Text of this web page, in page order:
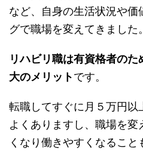
など、自身の生活状況や
グで職場を変えてきました。
リハビリ職は有資格者の
大のメリットです。
転職してすぐに月５万円以
よくありますし、職場を変
くなり働きやすくなること